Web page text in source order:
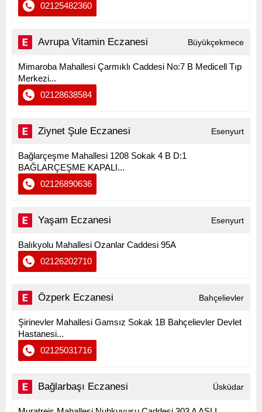
02125482360
Avrupa Vitamin Eczanesi Büyükçekmece
Mimaroba Mahallesi Çarmıklı Caddesi No:7 B Medicell Tıp
Merkezi...
02128638584
Ziynet Şule Eczanesi Esenyurt
Bağlarçeşme Mahallesi 1208 Sokak 4 B D:1
BAĞLARÇEŞME KAPALI...
02126890636
Yaşam Eczanesi Esenyurt
Balıkyolu Mahallesi Ozanlar Caddesi 95A
02126202710
Özperk Eczanesi Bahçelievler
Şirinevler Mahallesi Gamsız Sokak 1B Bahçelievler Devlet
Hastanesi...
02125031716
Bağlarbaşı Eczanesi Üsküdar